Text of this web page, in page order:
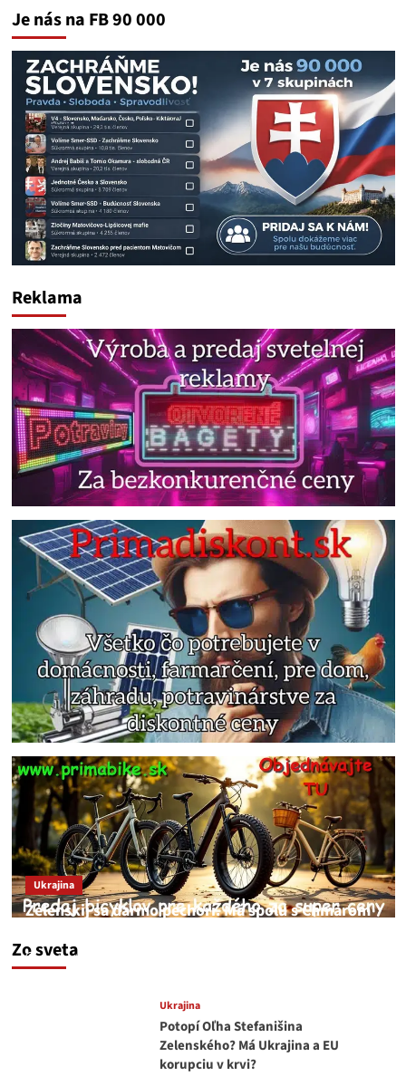
Je nás na FB 90 000
Reklama
Zo sveta
Ukrajina
Zelenskij sa darmo pechorí. Má spolu s Chmarom
medvedar
Ukrajina
Potopí Oľha Stefanišina
Zelenského? Má Ukrajina a EU
korupciu v krvi?